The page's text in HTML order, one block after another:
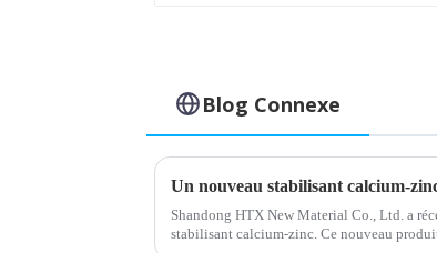
Blog Connexe
Un nouveau stabilisant calcium-
Shandong HTX New Material Co., Ltd. a
stabilisant calcium-zinc. Ce nouveau